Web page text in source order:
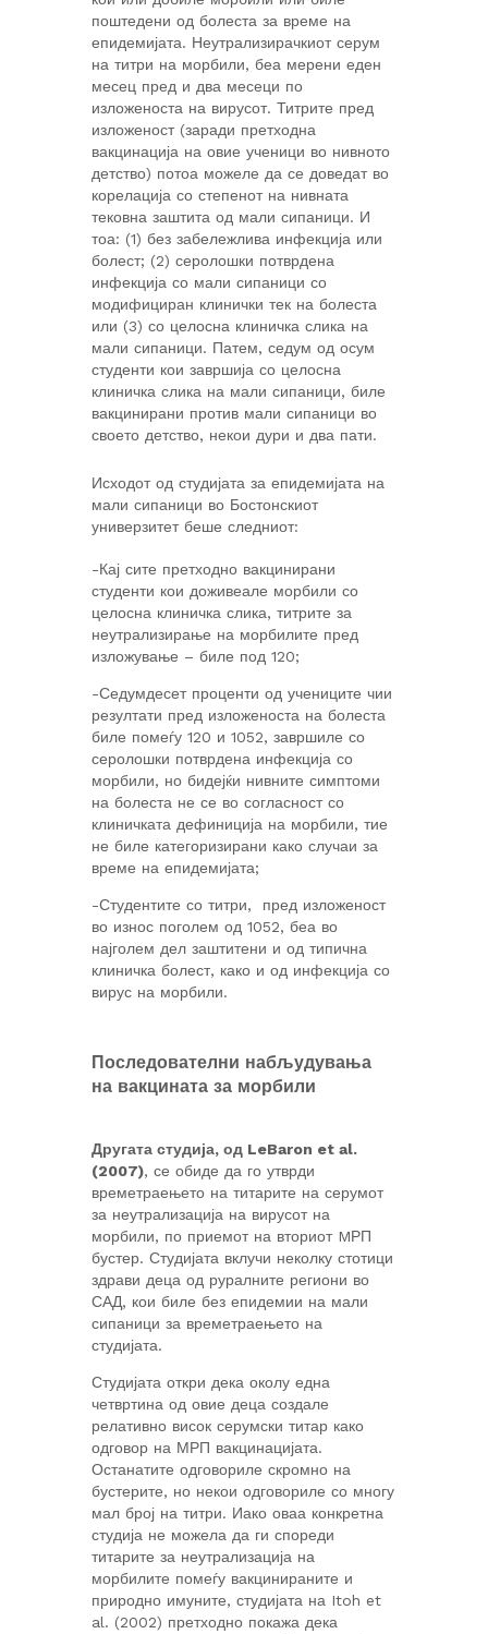
поштедени од болеста за време на
епидемијата. Неутрализирачкиот серум
на титри на морбили, беа мерени еден
месец пред и два месеци по
изложеноста на вирусот. Титрите пред
изложеност (заради претходна
вакцинација на овие ученици во нивното
детство) потоа можеле да се доведат во
корелација со степенот на нивната
тековна заштита од мали сипаници. И
тоа: (1) без забележлива инфекција или
болест; (2) серолошки потврдена
инфекција со мали сипаници со
модифициран клинички тек на болеста
или (3) со целосна клиничка слика на
мали сипаници. Патем, седум од осум
студенти кои завршија со целосна
клиничка слика на мали сипаници, биле
вакцинирани против мали сипаници во
своето детство, некои дури и два пати.
Исходот од студијата за епидемијата на
мали сипаници во Бостонскиот
универзитет беше следниот:
-Кај сите претходно вакцинирани
студенти кои доживеале морбили со
целосна клиничка слика, титрите за
неутрализирање на морбилите пред
изложување – биле под 120;
-Седумдесет проценти од учениците чии
резултати пред изложеноста на болеста
биле помеѓу 120 и 1052, завршиле со
серолошки потврдена инфекција со
морбили, но бидејќи нивните симптоми
на болеста не се во согласност со
клиничката дефиниција на морбили, тие
не биле категоризирани како случаи за
време на епидемијата;
-Студентите со титри, пред изложеност
во износ поголем од 1052, беа во
најголем дел заштитени и од типична
клиничка болест, како и од инфекција со
вирус на морбили.
Последователни набљудувања
на вакцината за морбили
Другата студија, од LeBaron et al.
(2007), се обиде да го утврди
времетраењето на титарите на серумот
за неутрализација на вирусот на
морбили, по приемот на вториот MРП
бустер. Студијата вклучи неколку стотици
здрави деца од руралните региони во
САД, кои биле без епидемии на мали
сипаници за времетраењето на
студијата.
Студијата откри дека околу една
четвртина од овие деца создале
релативно висок серумски титар како
одговор на МРП вакцинацијата.
Останатите одговориле скромно на
бустерите, но некои одговориле со многу
мал број на титри. Иако оваа конкретна
студија не можела да ги спореди
титарите за неутрализација на
морбилите помеѓу вакцинираните и
природно имуните, студијата на Itoh et
al. (2002) претходно покажа дека